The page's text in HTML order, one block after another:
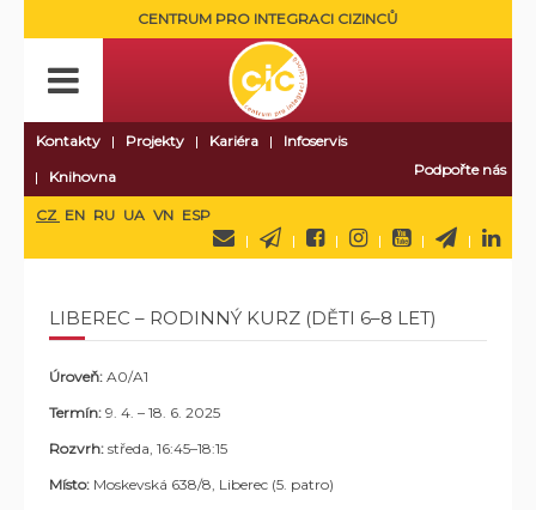
CENTRUM PRO INTEGRACI CIZINCŮ
Kontakty Projekty Kariéra
Infoservis
Knihovna
Podpořte nás
CZ EN RU UA VN ESP
LIBEREC – RODINNÝ KURZ (DĚTI 6–8 LET)
Úroveň: A0/A1
Termín: 9. 4. – 18. 6. 2025
Rozvrh: středa, 16:45–18:15
Místo: Moskevská 638/8, Liberec (5. patro)